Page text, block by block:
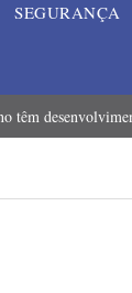
SEGURANÇA
têm